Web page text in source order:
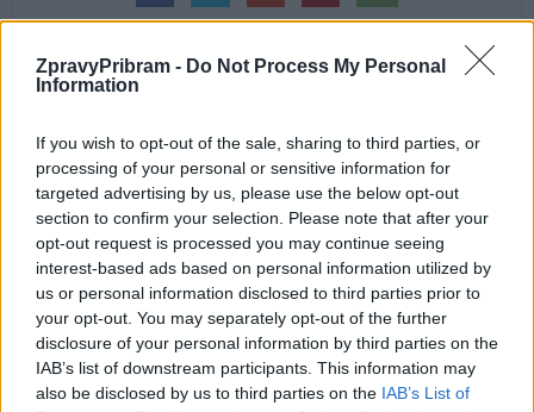
ZpravyPribram - Do Not Process My Personal
Information
If you wish to opt-out of the sale, sharing to third parties, or
processing of your personal or sensitive information for
targeted advertising by us, please use the below opt-out
section to confirm your selection. Please note that after your
opt-out request is processed you may continue seeing
interest-based ads based on personal information utilized by
us or personal information disclosed to third parties prior to
your opt-out. You may separately opt-out of the further
disclosure of your personal information by third parties on the
IAB’s list of downstream participants. This information may
also be disclosed by us to third parties on the IAB’s List of
Předchozí článek
Známý reportér Jakub Szántó
mluvil v Příbrami o válkách,
novinařině i svobodě médií
Následující článek
Radnice hledá náhradní řešení
za zavřené toalety v Jiráskových
sadech
SOUVISEJÍCÍ ČLÁNKY
VÍCE OD AUTORA
Většina koupališť na Příbramsku nabízí